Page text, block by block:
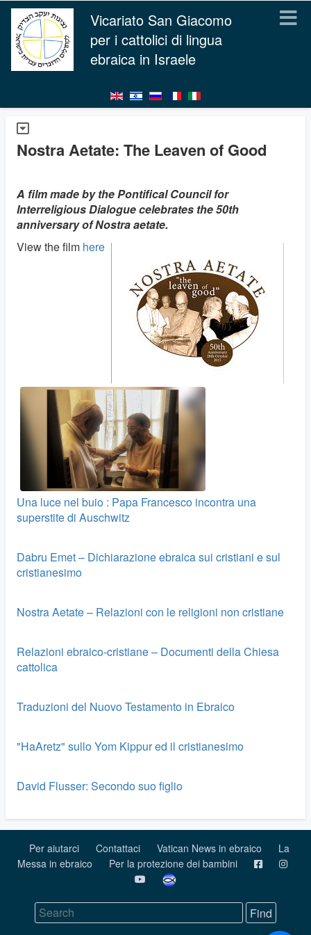
Vicariato San Giacomo
per i cattolici di lingua
ebraica in Israele
Nostra Aetate: The Leaven of Good
A film made by the Pontifical Council for
Interreligious Dialogue celebrates the 50th
anniversary of Nostra aetate.
View the film here
Una luce nel buio : Papa Francesco incontra una
superstite di Auschwitz
Dabru Emet – Dichiarazione ebraica sui cristiani e sul
cristianesimo
Nostra Aetate – Relazioni con le religioni non cristiane
Relazioni ebraico-cristiane – Documenti della Chiesa
cattolica
Traduzioni del Nuovo Testamento in Ebraico
"HaAretz" sullo Yom Kippur ed il cristianesimo
David Flusser: Secondo suo figlio
Per aiutarci Contattaci Vatican News in ebraico
La
Messa in ebraico
Per la protezione dei bambini